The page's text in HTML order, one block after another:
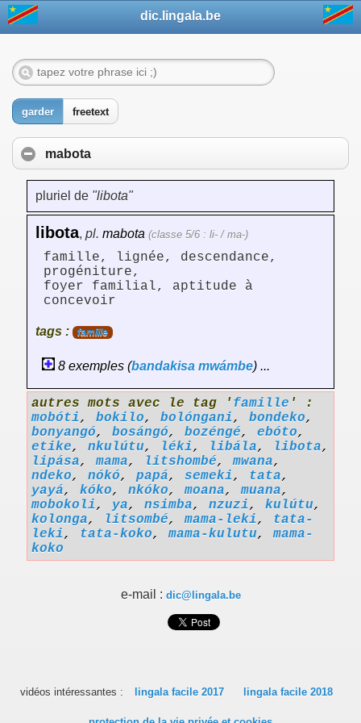
dic.lingala.be
garder freetext
mabota
pluriel de "libota"
libota, pl. mabota (classe 5/6 : li- / ma-)
famille, lignée, descendance,
progéniture,
foyer familial, aptitude à
concevoir
tags : famille
8 exemples (bandakisa mwámbe) ...
autres mots avec le tag ' famille ' :
mobóti, bokilo, bolóngani, bondeko,
bonyangó, bosángó, bozéngé, ebóto,
etike, nkulútu, léki, libála, libota,
lipása,mama, litshombé,mwana,
ndeko, nókó, papá, semeki, tata,
yayá, kóko, nkóko,moana,muana,
mobokoli, ya, nsimba, nzuzi, kulútu,
kolonga, litsombé,mama-leki,
tata-
leki, tata-koko,mama-kulutu,mama-
koko
e-mail : dic@lingala.be
vidéos intéressantes : lingala facile 2017 lingala facile 2018